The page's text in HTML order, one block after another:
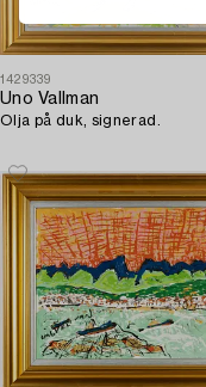
1429339
Uno Vallman
Olja på duk, signerad.